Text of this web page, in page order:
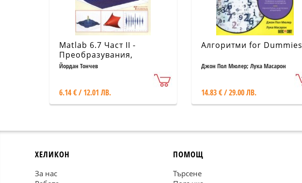
Matlab 6.7 Част II -
Преобразувания,
изчисления,
Йордан Тончев
6.14 € / 12.01 ЛВ.
Алгоритми for Dummies
Джон Пол Мюлер; Лука Масарон
14.83 € / 29.00 ЛВ.
ХЕЛИКОН
За нас
ПОМОЩ
Търсене